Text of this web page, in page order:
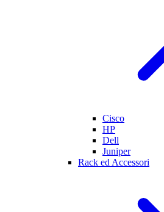
Cisco
HP
Dell
Juniper
Rack ed Accessori